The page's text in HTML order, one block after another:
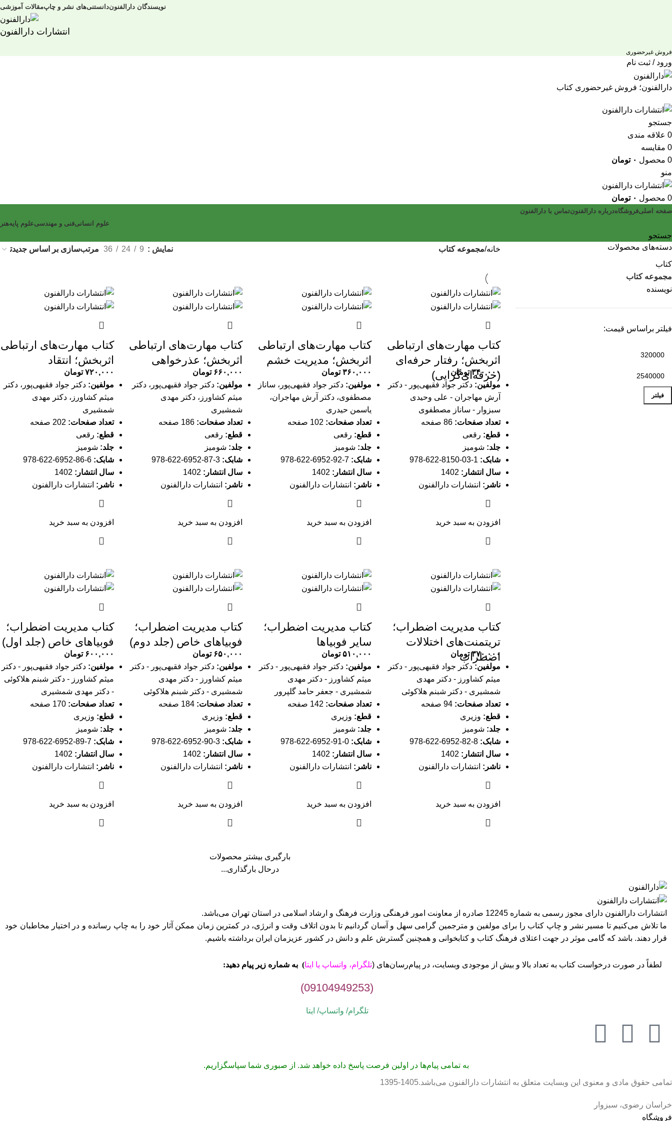
نویسندگان دارالفنوندانستنی‌های نشر و چاپمقالات آموزشی
انتشارات دارالفنون
فروش غیرحضوری
ورود / ثبت نام
دارالفنون؛ فروش غیرحضوری کتاب
جستجو
0 علاقه مندی
0 مقایسه
0 محصول ۰ تومان
منو
0 محصول ۰ تومان
صفحه اصلیفروشگاهدرباره دارالفنونتماس با دارالفنون
علوم انسانیفنی و مهندسیعلوم پایههنر
جستجو
دسته‌های محصولات
کتاب
مجموعه کتاب
نویسنده
فیلتر براساس قیمت:
فیلتر
خانه مجموعه کتاب نمایش 9
24
36
کتاب مهارت‌های ارتباطی
اثربخش؛ رفتار حرفه‌ای
(حرفه‌ای‌گرایی)
۳۴۰,۰۰۰ تومان
مولفین:دکتر جواد فقیهی‌پور - دکتر
آرش مهاجران - علی وحیدی
سبزوار - ساناز مصطفوی
تعداد صفحات: 86 صفحه
قطع: رقعی
جلد: شومیز
شابک:
سال انتشار:
ناشر: انتشارات دارالفنون
افزودن به سبد خرید
کتاب مهارت‌های ارتباطی
اثربخش؛ مدیریت خشم
۳۶۰,۰۰۰ تومان
مولفین:دکتر جواد فقیهی‌پور، ساناز
مصطفوی، دکتر آرش مهاجران،
یاسمن حیدری
تعداد صفحات:
قطع: رقعی
جلد: شومیز
شابک: 7-92-6952-622-978
سال انتشار:
ناشر: انتشارات دارالفنون
افزودن به سبد خرید
کتاب مهارت‌های ارتباطی
اثربخش؛ عذرخواهی
۶۶۰,۰۰۰ تومان
مولفین: دکتر جواد فقیهی‌پور، دکتر
میثم کشاورز، دکتر مهدی
شمشیری
تعداد صفحات:
قطع: رقعی
جلد: شومیز
شابک:
سال انتشار:
ناشر: انتشارات دارالفنون
افزودن به سبد خرید
کتاب مهارت‌های ارتباطی
اثربخش؛ انتقاد
۷۲۰,۰۰۰ تومان
مولفین:دکتر جواد فقیهی‌پور، دکتر
میثم کشاورز، دکتر مهدی
شمشیری
تعداد صفحات:
قطع: رقعی
جلد: شومیز
شابک: 6-86-6952-622-978
سال انتشار:
ناشر: انتشارات دارالفنون
افزودن به سبد خرید
کتاب مدیریت اضطراب؛
تریتمنت‌های اختلالات
اضطراب
۳۷۰,۰۰۰ تومان
مولفین:دکتر جواد فقیهی‌پور - دکتر
میثم کشاورز - دکتر مهدی
شمشیری - دکتر شبنم هلاکوئی
تعداد صفحات: 94 صفحه
قطع: وزیری
جلد: شومیز
شابک: 8-82-6952-622-978
سال انتشار:
ناشر: انتشارات دارالفنون
افزودن به سبد خرید
کتاب مدیریت اضطراب؛
سایر فوبیاها
۵۱۰,۰۰۰ تومان
مولفین:دکتر جواد فقیهی‌پور - دکتر
میثم کشاورز - دکتر مهدی
شمشیری - جعفر حامد گلپرور
تعداد صفحات:
قطع: وزیری
جلد: شومیز
شابک: 0-91-6952-622-978
سال انتشار:
ناشر: انتشارات دارالفنون
افزودن به سبد خرید
کتاب مدیریت اضطراب؛
فوبیاهای خاص (جلد دوم)
۶۵۰,۰۰۰ تومان
مولفین: دکتر جواد فقیهی‌پور - دکتر
میثم کشاورز - دکتر مهدی
شمشیری - دکتر شبنم هلاکوئی
تعداد صفحات:
قطع: وزیری
جلد: شومیز
شابک:
سال انتشار:
ناشر: انتشارات دارالفنون
افزودن به سبد خرید
کتاب مدیریت اضطراب؛
فوبیاهای خاص (جلد اول)
۶۰۰,۰۰۰ تومان
مولفین:دکتر جواد فقیهی‌پور - دکتر
میثم کشاورز - دکتر شبنم هلاکوئی
- دکتر مهدی شمشیری
تعداد صفحات: 170 صفحه
قطع: وزیری
جلد: شومیز
شابک: 7-89-6952-622-978
سال انتشار:
ناشر: انتشارات دارالفنون
افزودن به سبد خرید
بارگیری بیشتر محصولات
درحال بارگذاری...
انتشارات دارالفنون دارای مجوز رسمی به شماره 12245 صادره از معاونت امور فرهنگی وزارت فرهنگ و ارشاد اسلامی در استان تهران می‌باشد.
ما تلاش می‌کنیم تا مسیر نشر و چاپ کتاب را برای مولفین و مترجمین گرامی سهل و آسان گردانیم تا بدون اتلاف وقت و انرژی، در کمترین زمان ممکن آثار خود را به چاپ رسانده و در اختیار مخاطبان خود
قرار دهند. باشد که گامی موثر در جهت اعتلای فرهنگ کتاب و کتابخوانی و همچنین گسترش علم و دانش در کشور عزیزمان ایران برداشته باشیم.
لطفاً در صورت درخواست کتاب به تعداد بالا و بیش از موجودی وبسایت، در پیام‌رسان‌های (تلگرام، واتساپ یا ایتا) به شماره زیر پیام دهید:
(09104949253)
تلگرام/ واتساپ/ ایتا
به تمامی پیام‌ها در اولین فرصت پاسخ داده خواهد شد. از صبوری شما سپاسگزاریم.
تمامی حقوق مادی و معنوی این وبسایت متعلق به انتشارات دارالفنون می‌باشد.1405-1395
خراسان رضوی، سبزوار
فروشگاه